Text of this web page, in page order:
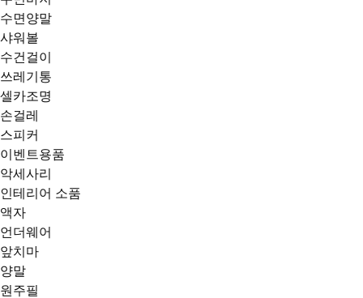
수면양말
샤워볼
수건걸이
쓰레기통
셀카조명
손걸레
스피커
이벤트용품
악세사리
인테리어 소품
액자
언더웨어
앞치마
양말
원주필